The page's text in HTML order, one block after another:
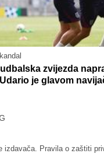
zvijezda
je glavom
izdavača. Pravila o zaštiti